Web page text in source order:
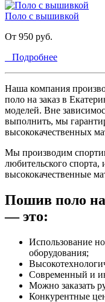
Поло с вышивкой
От 950 руб.
Подробнее
Наша компания
поло на заказ в
моделей. Вне
выполнить, мы
высококачественных
Мы производим
любительского спорта,
высококачественные
Пошив поло
— это:
Использование
оборудования;
Современный и
Можно заказать
Конкурентные